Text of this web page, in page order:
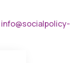
info@socialpolicy-